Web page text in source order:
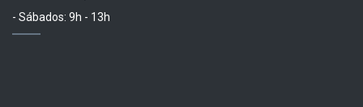
- Sábados: 9h - 13h